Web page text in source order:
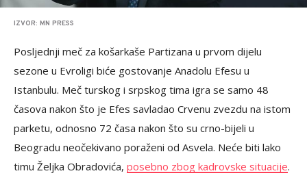
IZVOR: MN PRESS
Posljednji meč za košarkaše Partizana u prvom dijelu
sezone u Evroligi biće gostovanje Anadolu Efesu u
Istanbulu. Meč turskog i srpskog tima igra se samo 48
časova nakon što je Efes savladao Crvenu zvezdu na istom
parketu, odnosno 72 časa nakon što su crno-bijeli u
Beogradu neočekivano poraženi od Asvela. Neće biti lako
timu Željka Obradovića, posebno zbog kadrovske situacije.